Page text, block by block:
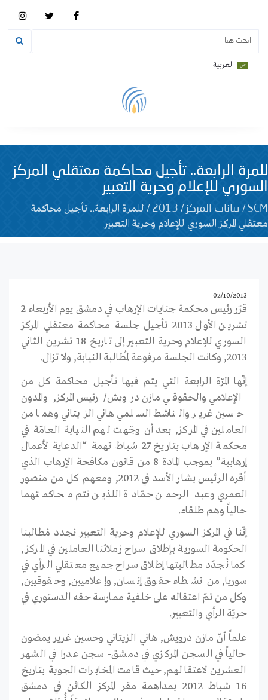
العربية
Toggle
للمرة الرابعة.. تأجيل محاكمة معتقلي المركز
السوري للإعلام وحرية التعبير
SCM
/ بيانات المركز /
2013
/ للمرة الرابعة.. تأجيل محاكمة
معتقلي المركز السوري للإعلام وحرية التعبير
02/10/2013
قرّر رئيس محكمة جنايات الإرهاب في دمشق يوم الأربعاء 2
تشرين الأول 2013 تأجيل جلسة محاكمة معتقلي المركز
السوري للإعلام وحرية التعبير إلى تاريخ 18 تشرين الثاني
2013, وكانت الجلسة مرفوعة لمُطالبة النيابة, ولا تزال.
إنّها المرّة الرابعة التي يتم فيها تأجيل محاكمة كل من
الإعلامي والحقوقي مازن درويش/ رئيس المركز, والمدون
حسين غرير والناشط السلمي هاني الزيتاني وهما من
العاملين في المركز, بعد أن وجّهت لهم النيابة العامّة في
محكمة الإرهاب بتاريخ 27 شباط تهمة “الدعاية لأعمال
إرهابية” بموجب المادة 8 من قانون مكافحة الإرهاب الذي
أقره الرئيس بشار الأسد في 2012, ومعهم كل من منصور
العمري وعبد الرحمن حمّادة اللذين تتم محاكمتهما
حالياً وهم طلقاء.
إنّنا في المركز السوري للإعلام وحرية التعبير نجدد مُطالبنا
الحكومة السورية بإطلاق سراح زملائنا العاملين في المركز,
كما نُجدّد مطالبتها إطلاق سراح جميع معتقلي الرأي في
سوريا, من نشطاء حقوق إنسان, وإعلاميين, وحقوقيين,
وكل من تمّ اعتقاله على خلفية ممارسة حقه الدستوري في
حريّة الرأي والتعبير.
علماً أنّ مازن درويش, هاني الزيتاني وحسين غرير يمضون
حالياً في السجن المركزي في دمشق- سجن عدرا في الشهر
العشرين لاعتقالهم, حيث قامت المخابرات الجوية بتاريخ
16 شباط 2012 بمداهمة مقر المركز الكائن في دمشق